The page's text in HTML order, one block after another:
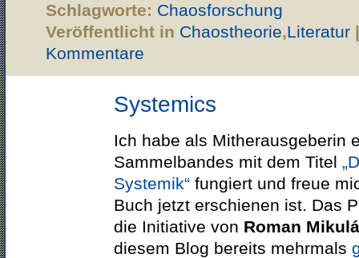
Schlagworte: Chaosforschung
Veröffentlicht in Chaostheorie,Literatur
Kommentare
Systemics
Ich habe als Mitherausgeberin
Sammelbandes mit dem Titel
Systemik“ fungiert und freue
Buch jetzt erschienen ist. Das
die Initiative von Roman
diesem Blog bereits mehrmals